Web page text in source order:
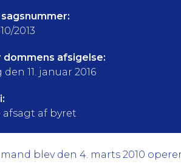
2013
dommens afsigelse:
11. januar 2016
afsagt af byret
mand blev den 4. marts 2010